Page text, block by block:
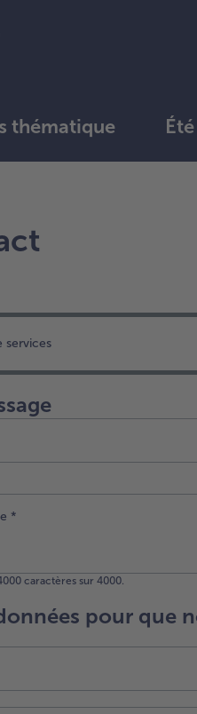
thématique
services
caractères sur 4000.
pour que